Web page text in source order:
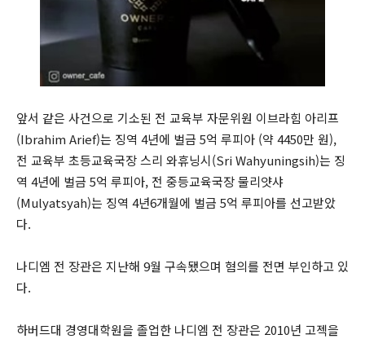
앞서 같은 사건으로 기소된 전 교육부 자문위원 이브라힘 아리프
(Ibrahim Arief)는 징역 4년에 벌금 5억 루피아 (약 4450만 원),
전 교육부 초등교육국장 스리 와휴닝시(Sri Wahyuningsih)는 징
역 4년에 벌금 5억 루피아, 전 중등교육국장 물리얏샤
(Mulyatsyah)는 징역 4년6개월에 벌금 5억 루피아를 선고받았
다.
나디엠 전 장관은 지난해 9월 구속됐으며 혐의를 전면 부인하고 있
다.
하버드대 경영대학원을 졸업한 나디엠 전 장관은 2010년 고젝을